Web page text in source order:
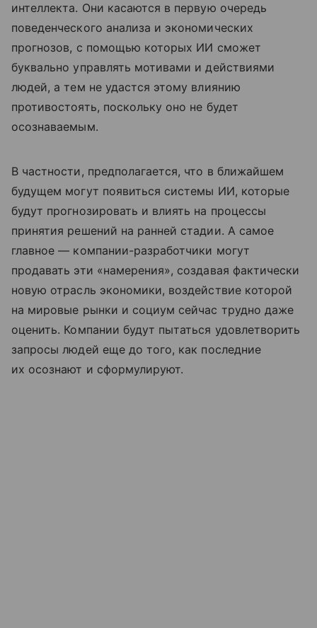
интеллекта. Они касаются в первую очередь
поведенческого анализа и экономических
прогнозов, с помощью которых ИИ сможет
буквально управлять мотивами и действиями
людей, а тем не удастся этому влиянию
противостоять, поскольку оно не будет
осознаваемым.
В частности, предполагается, что в ближайшем
будущем могут появиться системы ИИ, которые
будут прогнозировать и влиять на процессы
принятия решений на ранней стадии. А самое
главное — компании-разработчики могут
продавать эти «намерения», создавая фактически
новую отрасль экономики, воздействие которой
на мировые рынки и социум сейчас трудно даже
оценить. Компании будут пытаться удовлетворить
запросы людей еще до того, как последние
их осознают и сформулируют.